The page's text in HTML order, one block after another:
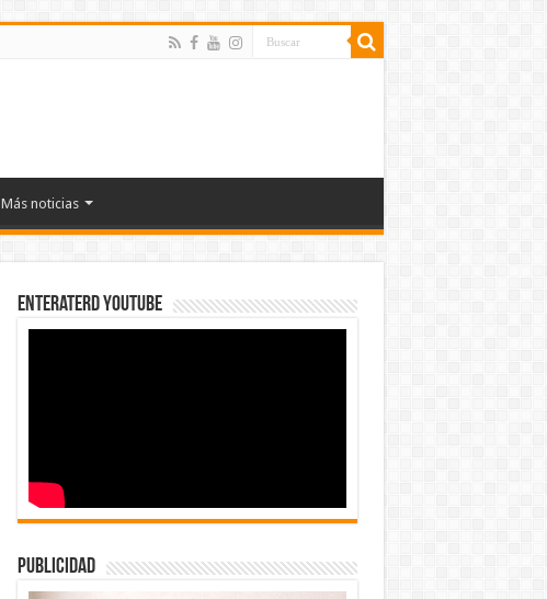
Más noticias
EnterateRD YOUTUBE
publicidad